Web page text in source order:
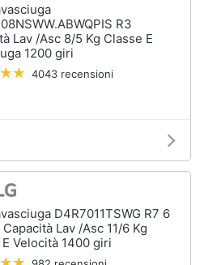
R3
Lav /Asc 8/5 Kg Classe E
1200 giri
4043 recensioni
D4R7011TSWG R7 6
Lav /Asc 11/6 Kg
Velocità 1400 giri